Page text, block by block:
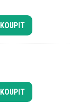
KOUPIT
KOUPIT